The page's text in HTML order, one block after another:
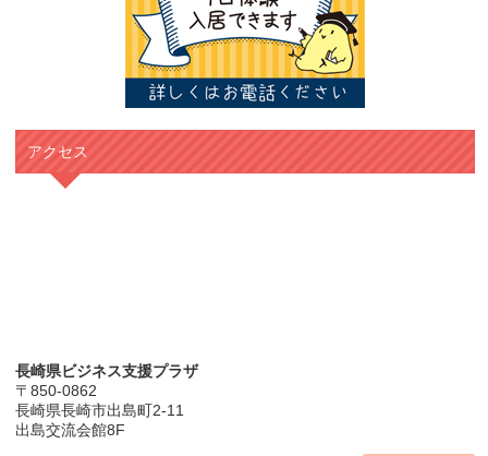
アクセス
長崎県ビジネス支援プラザ
〒850-0862
長崎県長崎市出島町2-11
出島交流会館8F